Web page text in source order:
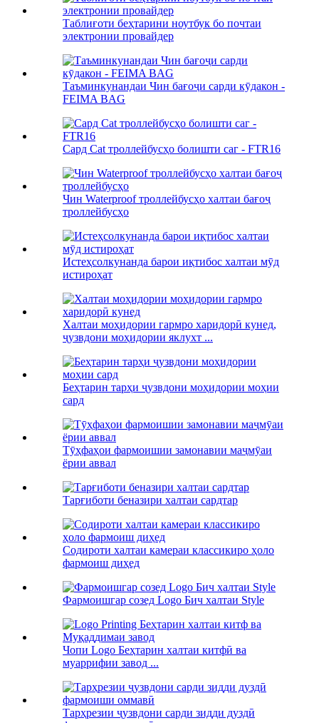
Таблиғоти беҳтарини ноутбук бо почтаи
электронии провайдер
Таъминкунандаи Чин бағоҷи сарди кӯдакон -
FEIMA BAG
Сард Cat троллейбусҳо болишти саг - FTR16
Чин Waterproof троллейбусҳо халтаи бағоҷ
троллейбусҳо
Истеҳсолкунанда барои иқтибос халтаи мӯд
истироҳат
Халтаи моҳидории гармро харидорӣ кунед,
ҷузвдони моҳидории яклухт ...
Беҳтарин тарҳи ҷузвдони моҳидории моҳии
сард
Тӯҳфаҳои фармоишии замонавии маҷмӯаи
ёрии аввал
Тарғиботи беназири халтаи сардтар
Содироти халтаи камераи классикиро ҳоло
фармоиш диҳед
Фармоишгар созед Logo Бич халтаи Style
Чопи Logo Беҳтарин халтаи китфӣ ва
муаррифии завод ...
Тарҳрезии ҷузвдони сарди зидди дуздӣ